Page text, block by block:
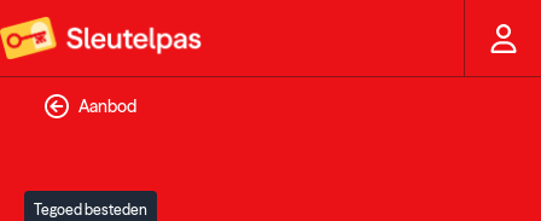
Aanbod
Tegoed besteden